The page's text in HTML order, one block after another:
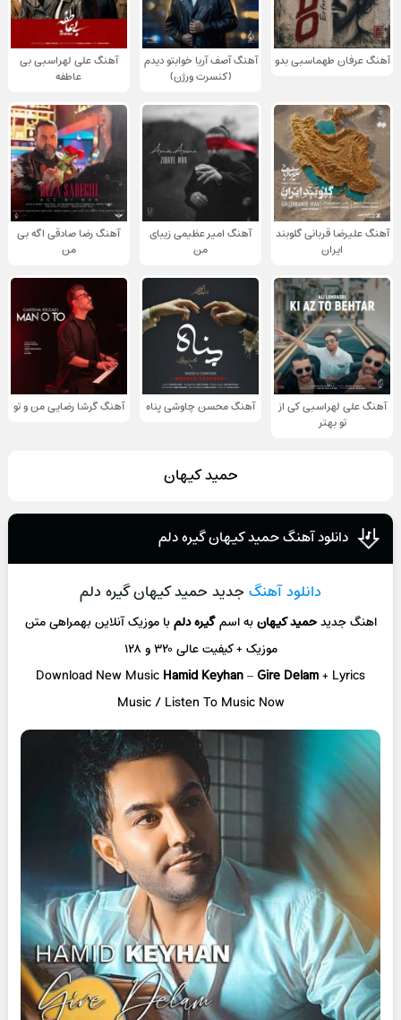
آهنگ عرفان طهماسبی بدو
آهنگ آصف آریا خوابتو دیدم
(کنسرت ورژن)
آهنگ علی لهراسبی بی
عاطفه
آهنگ علیرضا قربانی گلوبند
ایران
آهنگ امیر عظیمی زیبای
من
آهنگ رضا صادقی اگه بی
من
آهنگ علی لهراسبی کی از
تو ‌بهتر
آهنگ محسن چاوشی پناه آهنگ گرشا رضایی من و تو
حمید کیهان
دانلود آهنگ حمید کیهان گیره دلم
دانلود آهنگ جدید حمید کیهان گیره دلم
اهنگ جدیدحمید کیهانبه اسمگیره دلمبا موزیک آنلاینبهمراهی متن
موزیک + کیفیت عالی ۳۲۰ و ۱۲۸
Download New Music Hamid Keyhan– Gire Delam+ Lyrics
Music / Listen To Music Now